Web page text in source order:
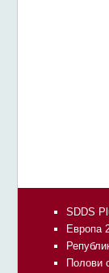
SDDS
Европа
Полови